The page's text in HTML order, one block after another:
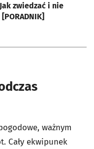
zwiedzać i nie
ważnym
Cały ekwipunek